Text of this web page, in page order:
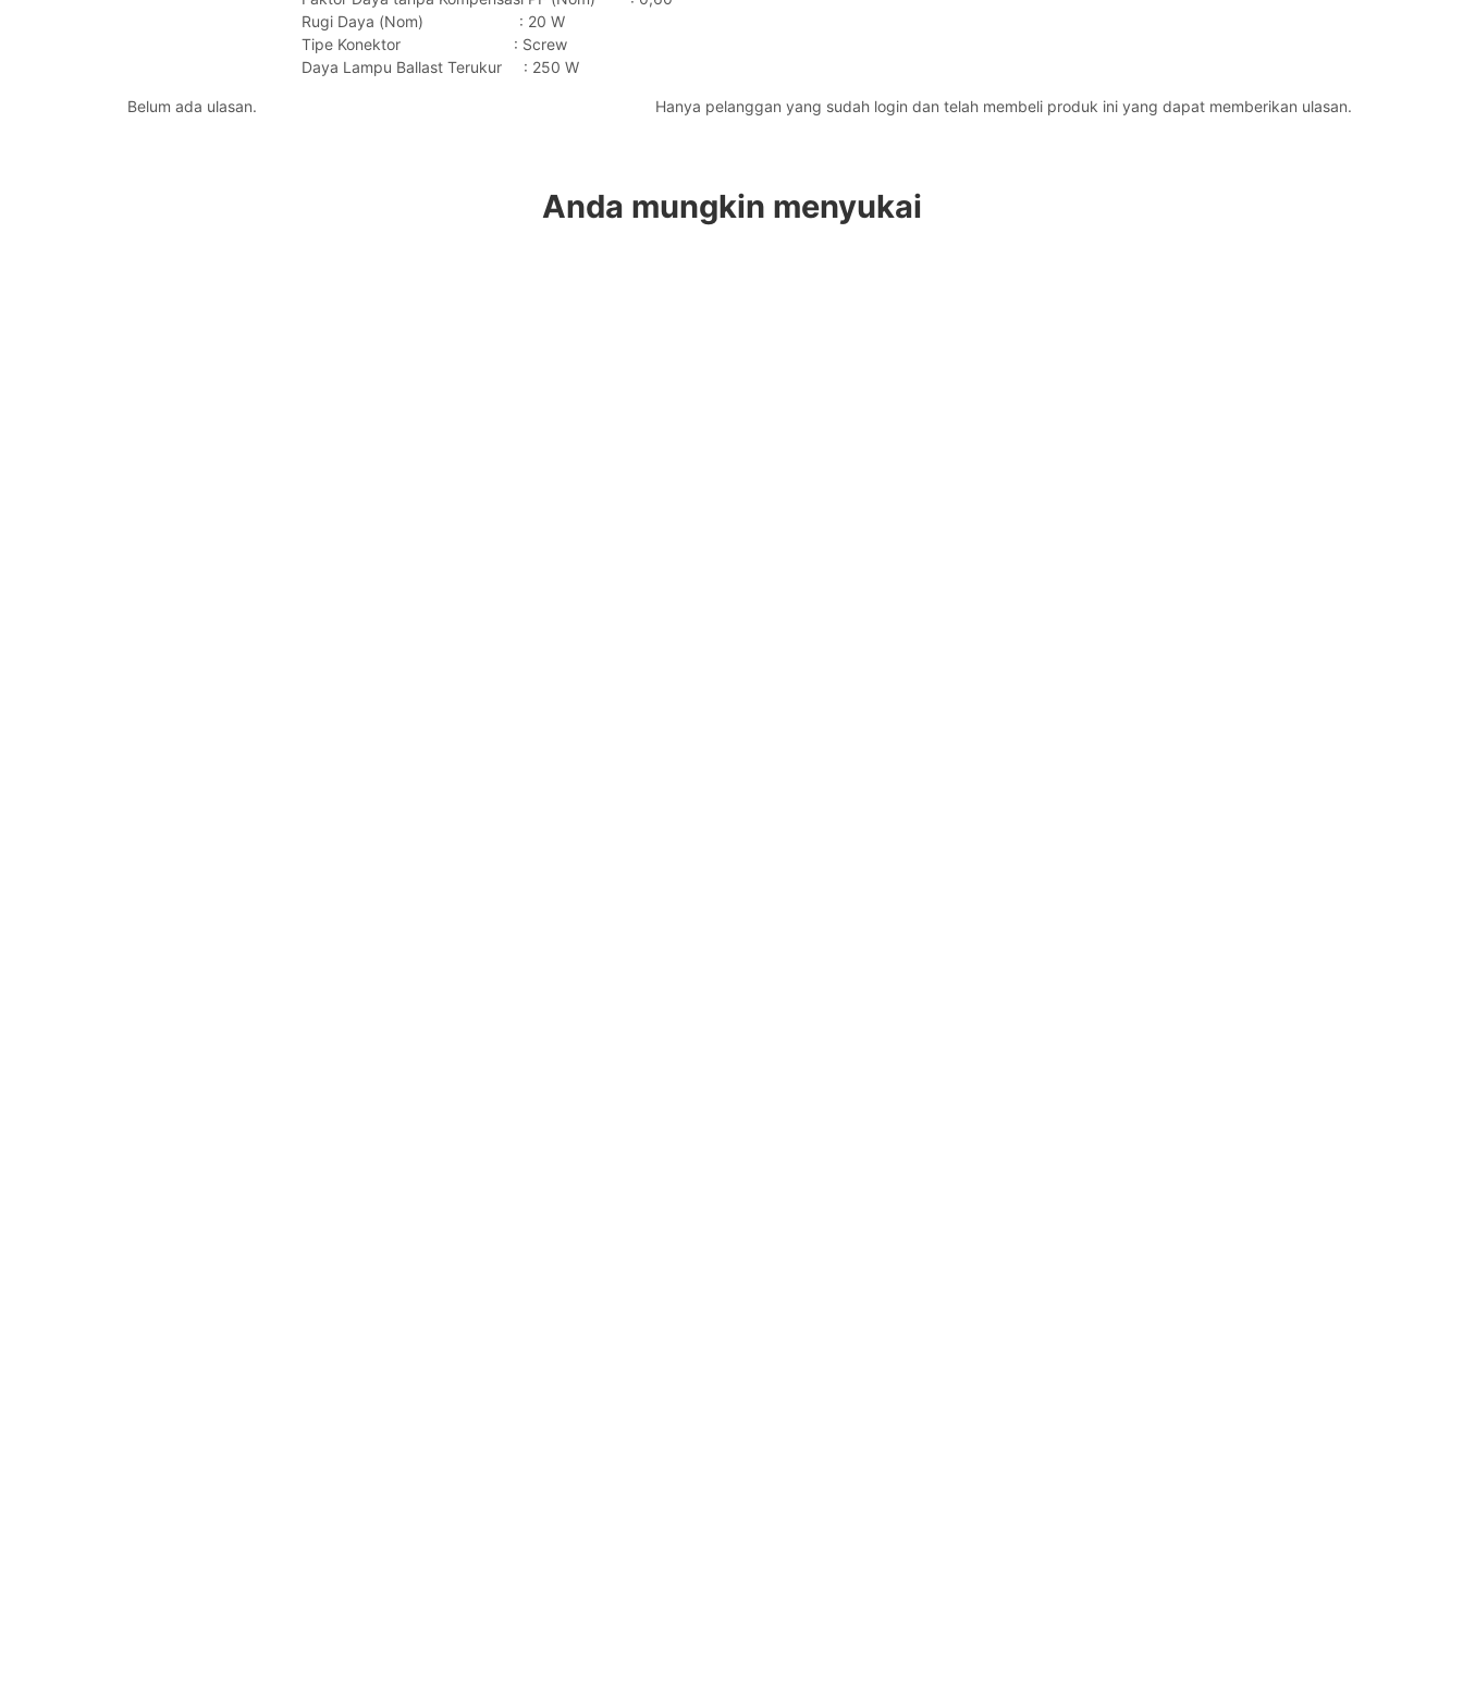
Rugi Daya (Nom) : 20 W
Tipe Konektor : Screw
Daya Lampu Ballast Terukur : 250 W
Belum ada ulasan. Hanya pelanggan yang sudah login dan telah membeli produk ini yang dapat memberikan ulasan.
Anda mungkin menyukai